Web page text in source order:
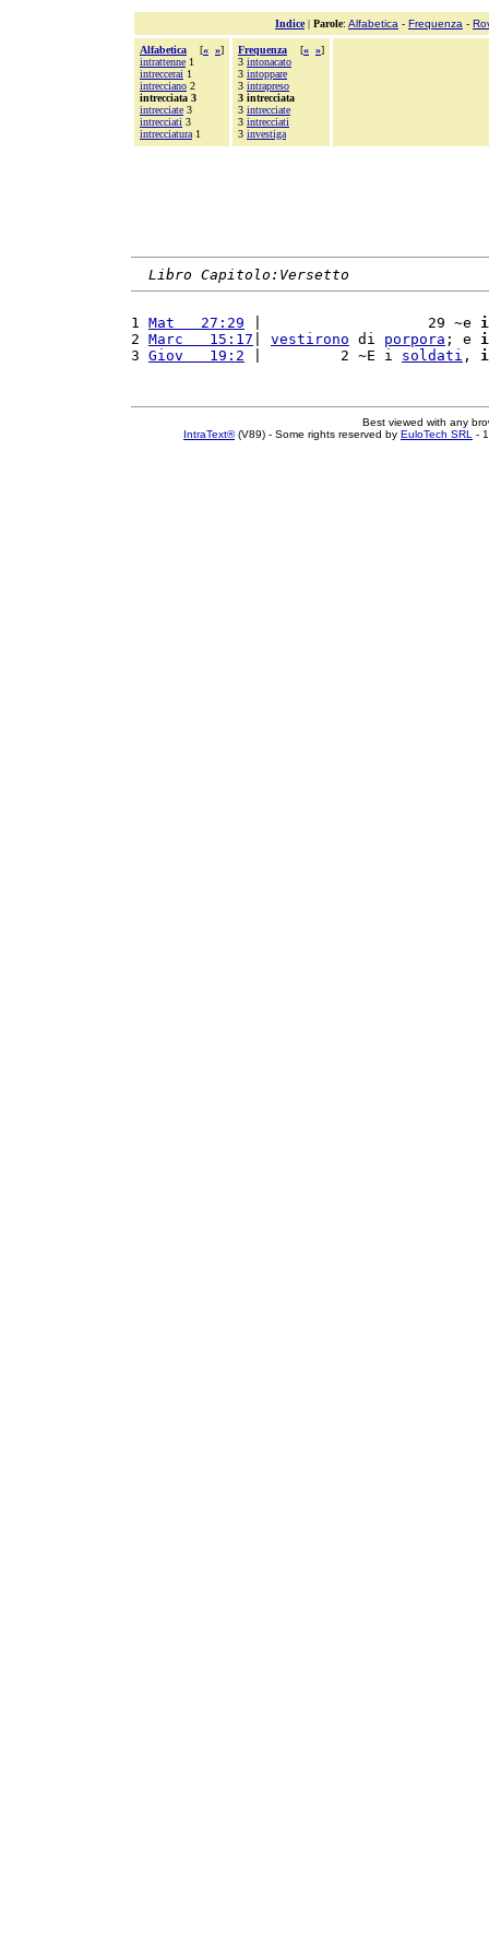
Indice| Parole: Alfabetica - Frequenza -
Alfabetica [« »]
intrattenne 1
intreccerai 1
intrecciano 2
intrecciata 3
intrecciate 3
intrecciati 3
intrecciatura 1
Frequenza [« »]
3 intonacato
3 intoppare
3 intrapreso
3 intrecciata
3 intrecciate
3 intrecciati
3 investiga
Libro Capitolo:Versetto
1 Mat   27:29 |                   29 ~e
2 Marc   15:17 vestirono di porpora ; e
3 Giov   19:2 |         2 ~E i soldati ,
Best viewed with any
IntraText®(V89) - Some rights reserved by EuloTech SRL -